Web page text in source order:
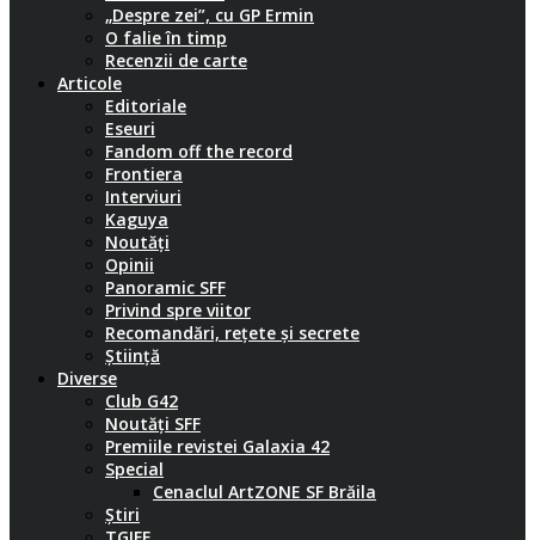
„Despre zei”, cu GP Ermin
O falie în timp
Recenzii de carte
Articole
Editoriale
Eseuri
Fandom off the record
Frontiera
Interviuri
Kaguya
Noutăți
Opinii
Panoramic SFF
Privind spre viitor
Recomandări, rețete și secrete
Știință
Diverse
Club G42
Noutăți SFF
Premiile revistei Galaxia 42
Special
Cenaclul ArtZONE SF Brăila
Știri